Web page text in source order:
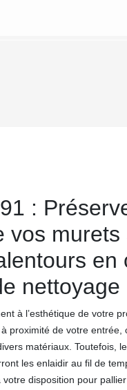
:
vos
en
nettoyage
à l’esthétique de votre
proximité de votre entrée,
matériaux. Toutefois,
les enlaidir au fil de
disposition pour